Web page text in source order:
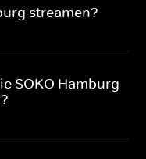
streamen?
SOKO Hamburg